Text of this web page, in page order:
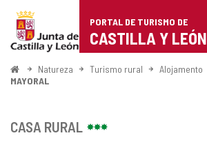
Portal
de
Turismo
de
Castilla
PORTAL DE TURISMO DE
CASTILLA Y LEÓN
ComeçoNatureza Turismo rural Alojamento
MAYORAL
CASA RURAL